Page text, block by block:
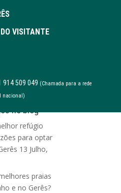
VISITANTE
914 509 049 (Chamada para a rede
nacional)
no blog
refúgio
para optar
13 Julho,
praias
e no Gerês?